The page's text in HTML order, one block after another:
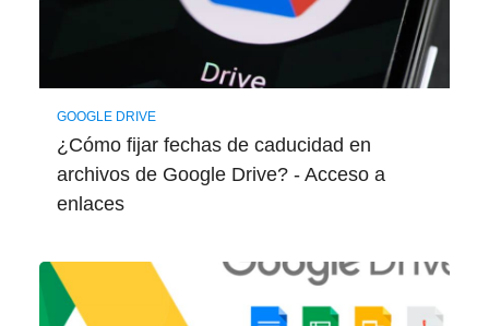
GOOGLE DRIVE
¿Cómo fijar fechas de caducidad en
archivos de Google Drive? - Acceso a
enlaces